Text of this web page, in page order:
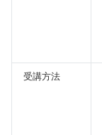
受講方法